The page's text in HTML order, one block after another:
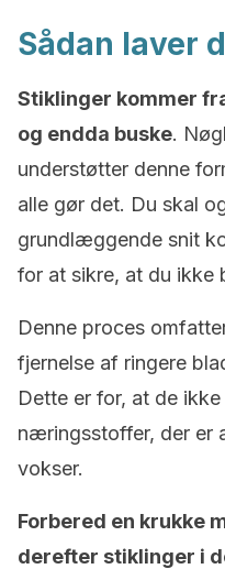
Sådan laver
Stiklinger kommer
og endda buske.
understøtter denne
alle gør det. Du skal
grundlæggende snit
for at sikre, at du ikke
Denne proces
fjernelse af ringere
Dette er for, at de
næringsstoffer, der er
vokser.
Forbered en krukke
derefter stiklinger i